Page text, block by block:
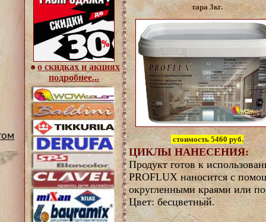
о скидках и акциях
подробнее...
тара 3кг.
стоимость 5460 руб.
ЦИКЛЫ НАНЕСЕНИЯ:
Продукт готов к
PROFLUX наносится с
округленными краями или
Цвет: бесцветный.